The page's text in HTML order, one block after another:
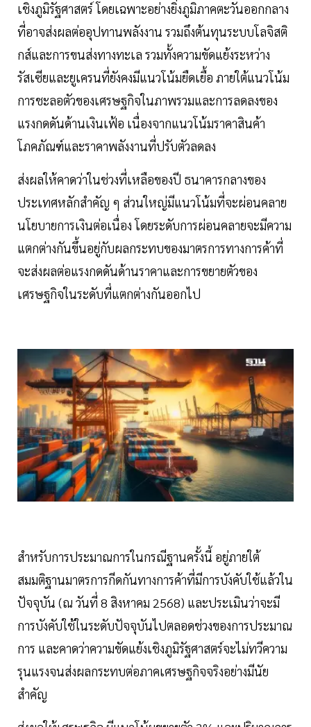
เชิงภูมิรัฐศาสตร์ โดยเฉพาะอย่างยิ่งภูมิภาคตะวันออกกลาง
ที่อาจส่งผลต่ออุปทานพลังงาน รวมถึงต้นทุนระบบโลจิสติ
กส์และการขนส่งทางทะเล รวมทั้งความขัดแย้งระหว่าง
รัสเซียและยูเครนที่ยังคงมีแนวโน้มยืดเยื้อ ภายใต้แนวโน้ม
การชะลอตัวของเศรษฐกิจในภาพรวมและการลดลงของ
แรงกดดันด้านเงินเฟ้อ เนื่องจากแนวโน้มราคาสินค้า
โภคภัณฑ์และราคาพลังงานที่ปรับตัวลดลง
ส่งผลให้คาดว่าในช่วงที่เหลือของปี ธนาคารกลางของ
ประเทศหลักสำคัญ ๆ ส่วนใหญ่มีแนวโน้มที่จะผ่อนคลาย
นโยบายการเงินต่อเนื่อง โดยระดับการผ่อนคลายจะมีความ
แตกต่างกันขึ้นอยู่กับผลกระทบของมาตรการทางการค้าที่
จะส่งผลต่อแรงกดดันด้านราคาและการขยายตัวของ
เศรษฐกิจในระดับที่แตกต่างกันออกไป
สำหรับการประมาณการในกรณีฐานครั้งนี้ อยู่ภายใต้
สมมติฐานมาตรการกีดกันทางการค้าที่มีการบังคับใช้แล้วใน
ปัจจุบัน (ณ วันที่ 8 สิงหาคม 2568) และประเมินว่าจะมี
การบังคับใช้ในระดับปัจจุบันไปตลอดช่วงของการประมาณ
การ และคาดว่าความขัดแย้งเชิงภูมิรัฐศาสตร์จะไม่ทวีความ
รุนแรงจนส่งผลกระทบต่อภาคเศรษฐกิจจริงอย่างมีนัย
สำคัญ